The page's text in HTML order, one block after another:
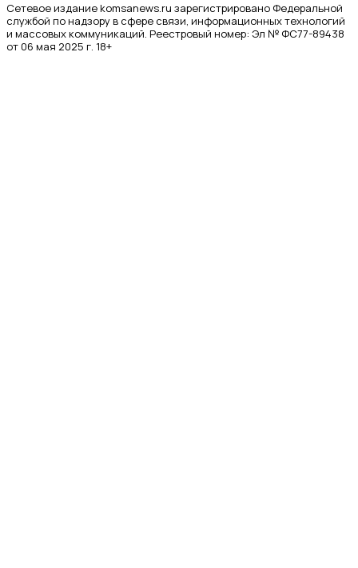
Сетевое издание komsanews.ru зарегистрировано Федеральной
службой по надзору в сфере связи, информационных технологий
и массовых коммуникаций. Реестровый номер: Эл № ФС77-89438
от 06 мая 2025 г. 18+